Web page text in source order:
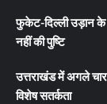
फुकेट-दिल्ली उड़ान के
नहीं की पुष्टि
उत्तराखंड में अगले चार
विशेष सतर्कता